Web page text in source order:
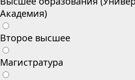
Академия)
Второе высшее
Магистратура